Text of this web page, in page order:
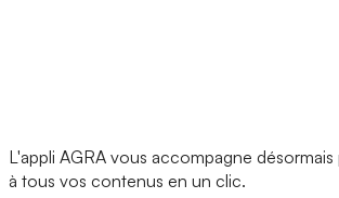
L'appli AGRA vous accompagne
à tous vos contenus en un clic.